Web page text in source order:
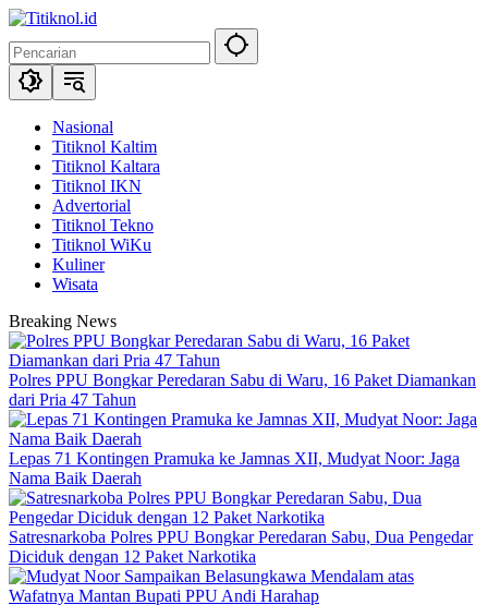
Langsung
konten
Nasional
Titiknol Kaltim
Titiknol Kaltara
Titiknol IKN
Advertorial
Titiknol Tekno
Titiknol WiKu
Kuliner
Wisata
Breaking News
Polres PPU Bongkar Peredaran Sabu di Waru, 16 Paket Diamankan
dari Pria 47 Tahun
Lepas 71 Kontingen Pramuka ke Jamnas XII, Mudyat Noor: Jaga
Nama Baik Daerah
Satresnarkoba Polres PPU Bongkar Peredaran Sabu, Dua Pengedar
Diciduk dengan 12 Paket Narkotika